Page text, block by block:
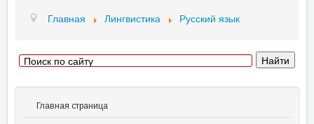
Главная Лингвистика Русский язык
Главная страница